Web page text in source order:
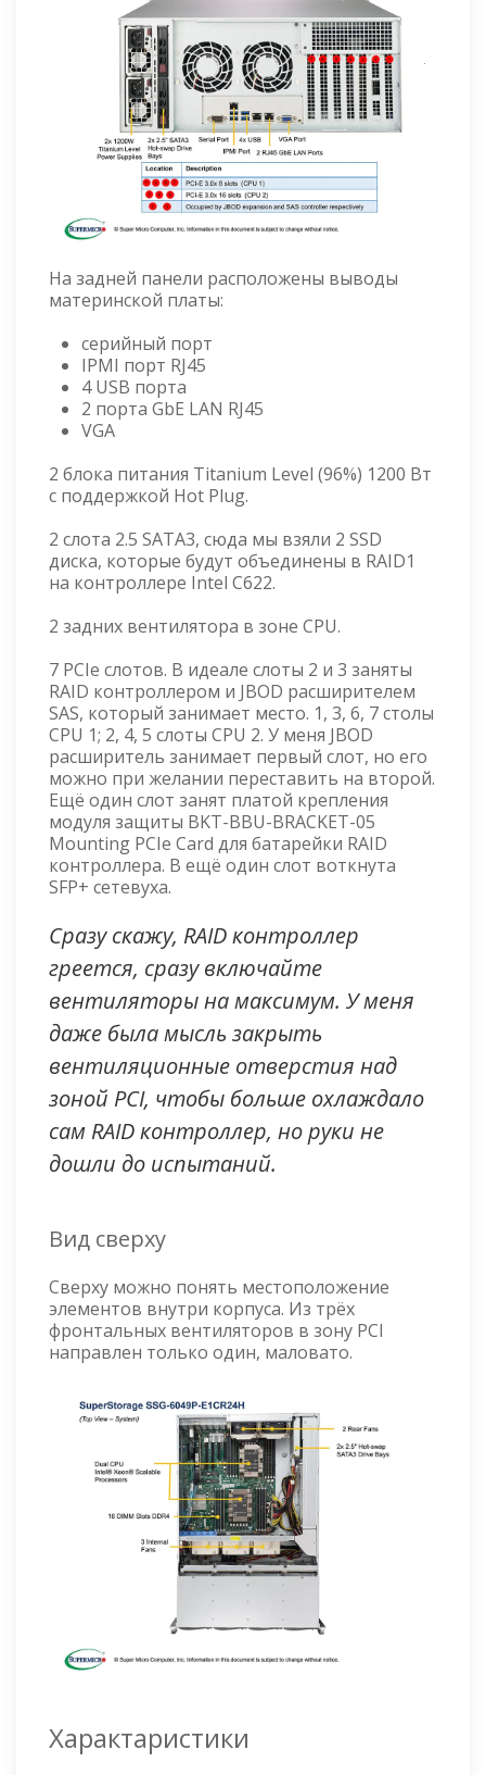
На задней панели расположены выводы
материнской платы:
серийный порт
IPMI порт RJ45
4 USB порта
2 порта GbE LAN RJ45
VGA
2 блока питания Titanium Level (96%) 1200 Вт
с поддержкой Hot Plug.
2 слота 2.5 SATA3, сюда мы взяли 2 SSD
диска, которые будут объединены в RAID1
на контроллере Intel C622.
2 задних вентилятора в зоне CPU.
7 PCIe слотов. В идеале слоты 2 и 3 заняты
RAID контроллером и JBOD расширителем
SAS, который занимает место. 1, 3, 6, 7 столы
CPU 1; 2, 4, 5 слоты CPU 2. У меня JBOD
расширитель занимает первый слот, но его
можно при желании переставить на второй.
Ещё один слот занят платой крепления
модуля защиты BKT-BBU-BRACKET-05
Mounting PCIe Card для батарейки RAID
контроллера. В ещё один слот воткнута
SFP+ сетевуха.
Сразу скажу, RAID контроллер
греется, сразу включайте
вентиляторы на максимум. У меня
даже была мысль закрыть
вентиляционные отверстия над
зоной PCI, чтобы больше охлаждало
сам RAID контроллер, но руки не
дошли до испытаний.
Вид сверху
Сверху можно понять местоположение
элементов внутри корпуса. Из трёх
фронтальных вентиляторов в зону PCI
направлен только один, маловато.
Характаристики